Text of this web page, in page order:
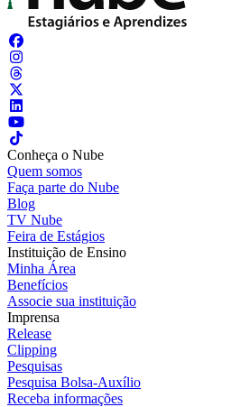
Conheça o Nube
Quem somos
Faça parte do Nube
Blog
TV Nube
Feira de Estágios
Instituição de Ensino
Minha Área
Benefícios
Associe sua instituição
Imprensa
Release
Clipping
Pesquisas
Pesquisa Bolsa-Auxílio
Receba informações